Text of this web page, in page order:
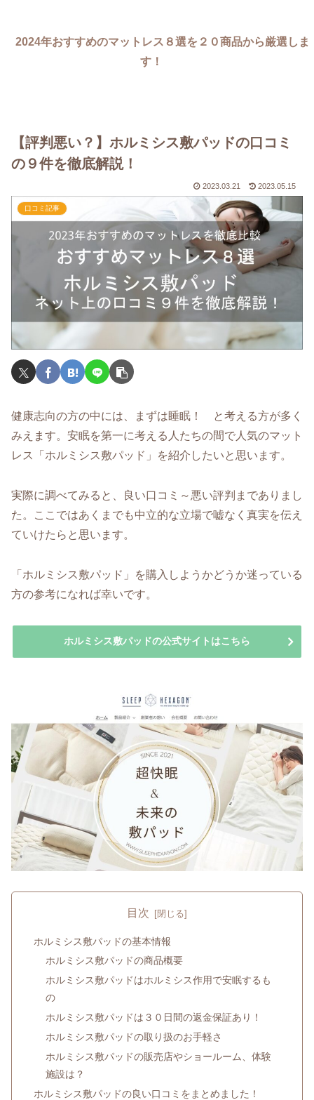
2024年おすすめのマットレス８選を２０商品から厳選しま
す！
【評判悪い？】ホルミシス敷パッドの口コミ
の９件を徹底解説！
2023.03.21 2023.05.15
口コミ記事
健康志向の方の中には、まずは睡眠！ と考える方が多く
みえます。安眠を第一に考える人たちの間で人気のマット
レス「ホルミシス敷パッド」を紹介したいと思います。
実際に調べてみると、良い口コミ～悪い評判までありまし
た。ここではあくまでも中立的な立場で嘘なく真実を伝え
ていけたらと思います。
「ホルミシス敷パッド」を購入しようかどうか迷っている
方の参考になれば幸いです。
ホルミシス敷パッドの公式サイトはこちら
目次
ホルミシス敷パッドの基本情報
ホルミシス敷パッドの商品概要
ホルミシス敷パッドはホルミシス作用で安眠するも
の
ホルミシス敷パッドは３０日間の返金保証あり！
ホルミシス敷パッドの取り扱のお手軽さ
ホルミシス敷パッドの販売店やショールーム、体験
施設は？
ホルミシス敷パッドの良い口コミをまとめました！